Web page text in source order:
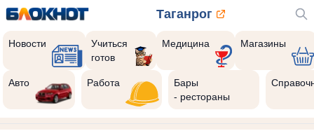
Таганрог
Новости
Учиться
готов
Медицина Магазины
Авто Работа
Бары
- рестораны